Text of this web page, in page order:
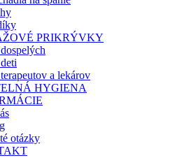
PRIKRÝVKY
a lekárov
HYGIENA
otázky